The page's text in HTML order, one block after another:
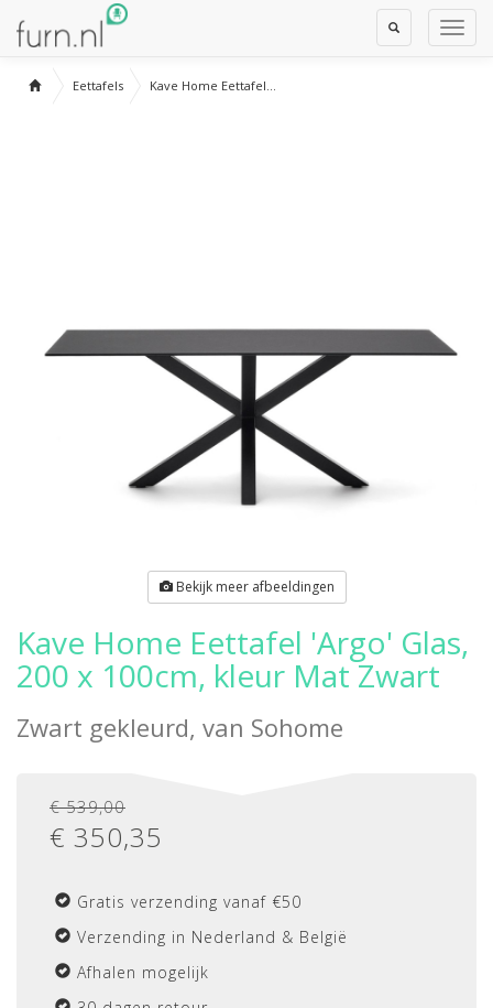
Toggle
Search
Eettafels Kave Home Eettafel...
Bekijk meer afbeeldingen
Kave Home Eettafel 'Argo' Glas,
200 x 100cm, kleur Mat Zwart
Zwart gekleurd, van Sohome
€ 539,00
€ 350,35
Gratis verzending vanaf €50
Verzending in Nederland & België
Afhalen mogelijk